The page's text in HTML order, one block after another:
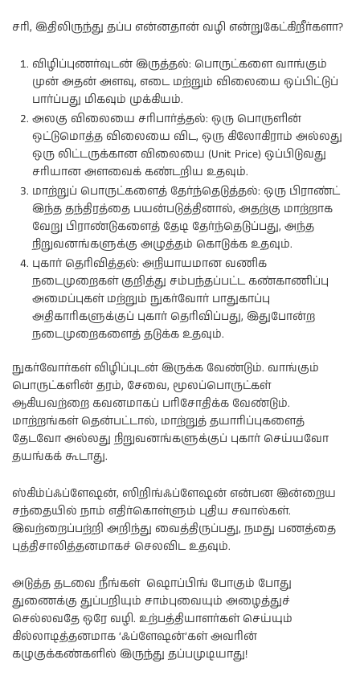
சரி, இதிலிருந்து தப்ப என்னதான் வழி என்றுகேட்கிறீர்களா?
விழிப்புணர்வுடன் இருத்தல்: பொருட்களை வாங்கும்
முன் அதன் அளவு, எடை மற்றும் விலையை ஒப்பிட்டுப்
பார்ப்பது மிகவும் முக்கியம்.
அலகு விலையை சரிபார்த்தல்: ஒரு பொருளின்
ஒட்டுமொத்த விலையை விட, ஒரு கிலோகிராம் அல்லது
ஒரு லிட்டருக்கான விலையை (Unit Price) ஒப்பிடுவது
சரியான அளவைக் கண்டறிய உதவும்.
மாற்றுப் பொருட்களைத் தேர்ந்தெடுத்தல்: ஒரு பிராண்ட்
இந்த தந்திரத்தை பயன்படுத்தினால், அதற்கு மாற்றாக
வேறு பிராண்டுகளைத் தேடி தேர்ந்தெடுப்பது, அந்த
நிறுவனங்களுக்கு அழுத்தம் கொடுக்க உதவும்.
புகார் தெரிவித்தல்: அநியாயமான வணிக
நடைமுறைகள் குறித்து சம்பந்தப்பட்ட கண்காணிப்பு
அமைப்புகள் மற்றும் நுகர்வோர் பாதுகாப்பு
அதிகாரிகளுக்குப் புகார் தெரிவிப்பது, இதுபோன்ற
நடைமுறைகளைத் தடுக்க உதவும்.
நுகர்வோர்கள் விழிப்புடன் இருக்க வேண்டும். வாங்கும்
பொருட்களின் தரம், சேவை, மூலப்பொருட்கள்
ஆகியவற்றை கவனமாகப் பரிசோதிக்க வேண்டும்.
மாற்றங்கள் தென்பட்டால், மாற்றுத் தயாரிப்புகளைத்
தேடவோ அல்லது நிறுவனங்களுக்குப் புகார் செய்யவோ
தயங்கக் கூடாது.
ஸ்கிம்ப்ஃப்ளேஷன், ஸிறிங்ஃப்ளேஷன் என்பன இன்றைய
சந்தையில் நாம் எதிர்கொள்ளும் புதிய சவால்கள்.
இவற்றைப்பற்றி அறிந்து வைத்திருப்பது, நமது பணத்தை
புத்திசாலித்தனமாகச் செலவிட உதவும்.
அடுத்த தடவை நீங்கள் ஷொப்பிங் போகும் போது
துணைக்கு துப்பறியும் சாம்புவையும் அழைத்துச்
செல்லவதே ஒரே வழி. உற்பத்தியாளர்கள் செய்யும்
கில்லாடித்தனமாக ‘ஃப்ளேஷன்’கள் அவரின்
கழுகுக்கண்களில் இருந்து தப்பமுடியாது!